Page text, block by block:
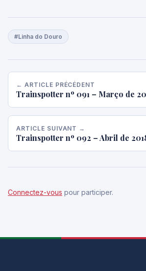
#Linha do Douro
← ARTICLE PRÉCÉDENT
Trainspotter nº 091 – Março de
ARTICLE SUIVANT →
Trainspotter nº 092 – Abril de
Connectez-vous pour participer.